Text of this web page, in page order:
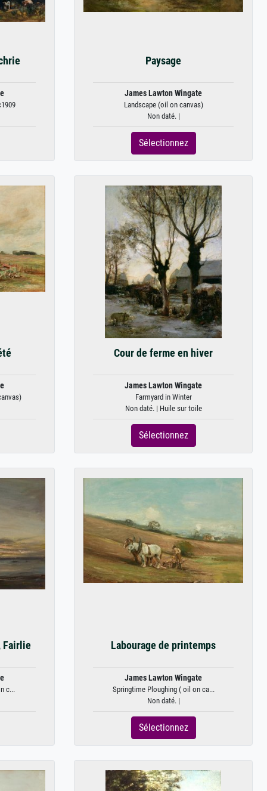
Paysage
James Lawton Wingate
Landscape (oil on canvas)
Non daté. |
Sélectionnez
Cour de ferme en hiver
James Lawton Wingate
Farmyard in Winter
Non daté. | Huile sur toile
Sélectionnez
Fairlie
c...
Labourage de printemps
James Lawton Wingate
Springtime Ploughing ( oil on ca...
Non daté. |
Sélectionnez